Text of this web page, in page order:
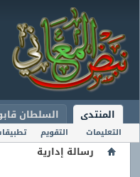
المنتدى
التعليمات التقويم
السلطان
رسالة إدارية